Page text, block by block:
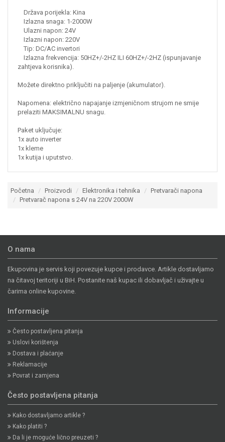
Država porijekla: Kina
Izlazna snaga: 1-2000W
Ulazni napon: 24V
Izlazni napon: 220V
Tip: DC/AC invertori
Izlazna frekvencija: 50HZ+/-2HZ ILI 60HZ+/-2HZ (ispunjavanje
zahtjeva korisnika).
Možete direktno priključiti na paljenje (akumulator).
Napomena: električno napajanje izmjeničnom strujom ne smije
prelaziti MAKSIMALNU snagu.
Paket uključuje:
1x auto inverter
1x kleme
1x kutija i uputstvo.
Početna Proizvodi Elektronika i tehnika
Pretvarači napona
Pretvarač napona s 24V na 220V 2000W
O nama
Ekupovina je servis koji povezuje kupce i prodavce. Artikle dostavljamo
na čitavoj teritoriji u BiH. Postanite naš kupac ili dobavljač i uživajte u
čarima online kupovine.
Informacije
Često postavljena pitanja
Uslovi korištenja
Dostava i plaćanje
Reklamacije
Povrat i zamjena
Često postavljena pitanja
Kako dostavljamo artikle ?
Kako platiti ?
Da li je moguće lično preuzeti ?